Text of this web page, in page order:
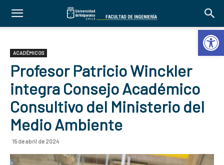
Abrir
ACADÉMICOS
Profesor Patricio Winckler
integra Consejo Académico
Consultivo del Ministerio del
Medio Ambiente
15 de abril de 2024